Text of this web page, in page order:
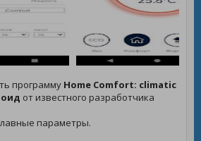
программу Home Comfort: climatic
от известного разработчика
параметры.